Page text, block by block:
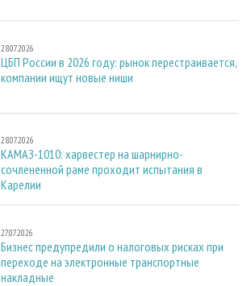
28.07.2026
ЦБП России в 2026 году: рынок перестраивается,
компании ищут новые ниши
28.07.2026
КАМАЗ-1010: харвестер на шарнирно-
сочлененной раме проходит испытания в
Карелии
27.07.2026
Бизнес предупредили о налоговых рисках при
переходе на электронные транспортные
накладные